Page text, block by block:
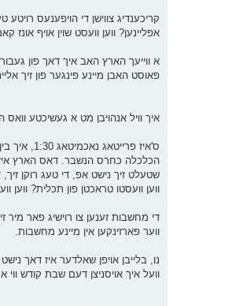
קריכענדיג צווישן די הויפענעס רויטע
אפליינען? ווען וועסט שוין אויף אונז
א ווייעך הארץ האב איך דאך פון
פאוסט האבן מיינע פינגער פון זיך
איך וויל אנהויבן מט א געשיכטע וואס
הכלכלה כחרס הנשבר. דאס הארץ איז
שטעלט זיך נישט אפ, די טעג רוקן זיך,
ווען וועסטו טראכטן פון תכלית?
די מחשבות זענען צו רוישיג פאר מיר
ווער פארזינקען אין מיינע מחשבות.
נו, בלייבן אויפן שאלדער איז דאך
וועל איך אויסניצן דעם שבת קודש ווי